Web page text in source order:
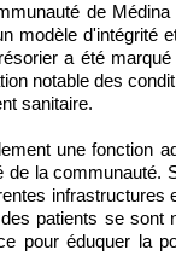
de
modèle d'intégrité
a été
notable des
sanitaire.
une fonction
de la communauté.
patients se
pour éduquer la